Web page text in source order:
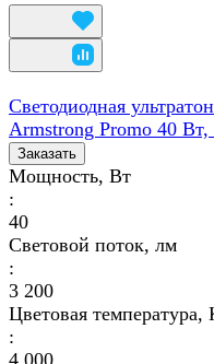
Светодиодная
Armstrong Promo 40
Заказать
Мощность, Вт
:
40
Световой поток, лм
:
3 200
Цветовая температура,
: